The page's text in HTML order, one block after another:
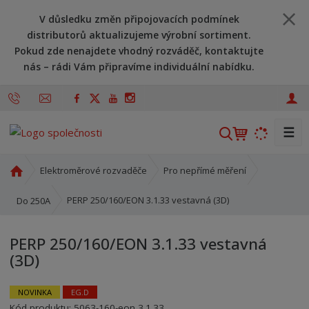
V důsledku změn připojovacích podmínek
distributorů aktualizujeme výrobní sortiment.
Pokud zde nenajdete vhodný rozváděč, kontaktujte
nás – rádi Vám připravíme individuální nabídku.
V
h
t
☰
o
í
s
r
a
Elektroměrové rozvaděče Pro nepřímé měření
Do 250A PERP 250/160/EON 3.1.33 vestavná (3D)
PERP 250/160/EON 3.1.33 vestavná
(3D)
NOVINKA EG.D